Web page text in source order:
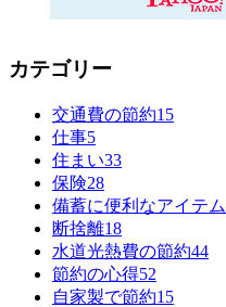
カテゴリー
交通費の節約15
仕事5
住まい33
保険28
備蓄に便利なアイテム
断捨離18
水道光熱費の節約44
節約の心得52
自家製で節約15